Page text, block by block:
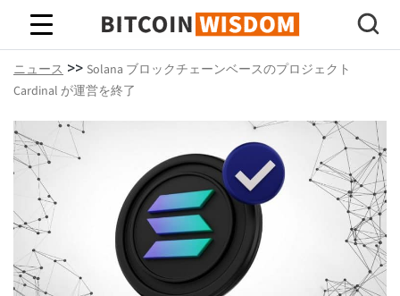
ビットコインの知恵
ニュース >> Solana ブロックチェーンベースのプロジェクト
Cardinal が運営を終了